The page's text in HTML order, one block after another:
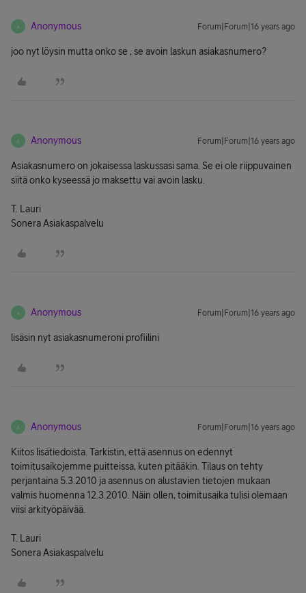
A Anonymous Forum|Forum|16 years ago
joo nyt löysin mutta onko se , se avoin laskun asiakasnumero?
A Anonymous Forum|Forum|16 years ago
Asiakasnumero on jokaisessa laskussasi sama. Se ei ole riippuvainen
siitä onko kyseessä jo maksettu vai avoin lasku.
T. Lauri
Sonera Asiakaspalvelu
A Anonymous Forum|Forum|16 years ago
lisäsin nyt asiakasnumeroni profiilini
A Anonymous Forum|Forum|16 years ago
Kiitos lisätiedoista. Tarkistin, että asennus on edennyt
toimitusaikojemme puitteissa, kuten pitääkin. Tilaus on tehty
perjantaina 5.3.2010 ja asennus on alustavien tietojen mukaan
valmis huomenna 12.3.2010. Näin ollen, toimitusaika tulisi olemaan
viisi arkityöpäivää.
T. Lauri
Sonera Asiakaspalvelu